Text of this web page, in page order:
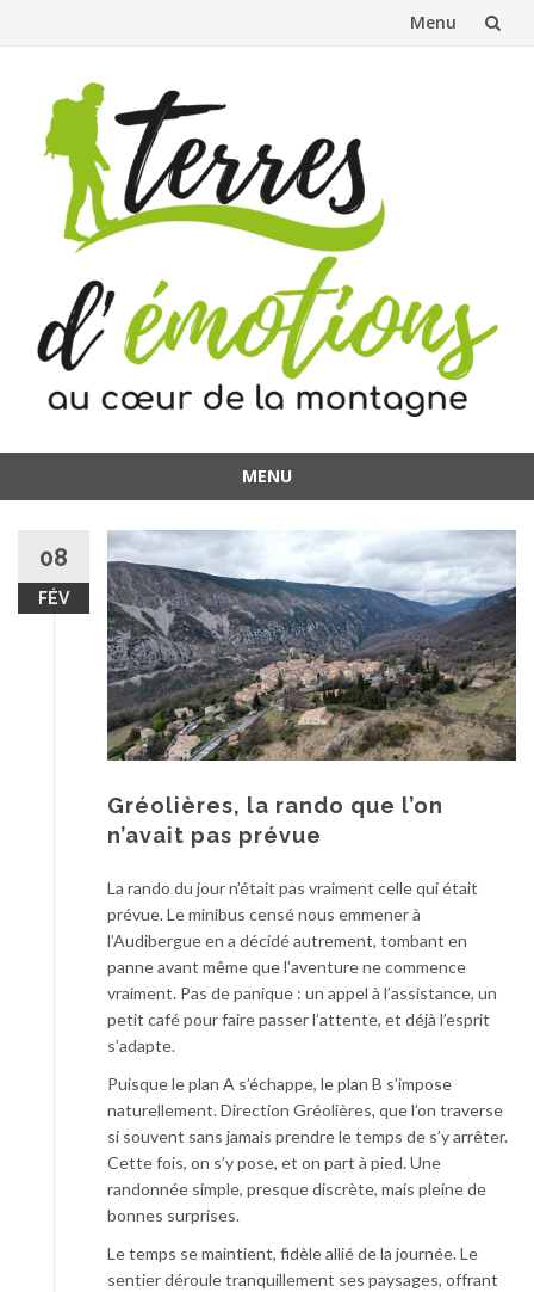
Menu
contenu
MENU
contenu
08
FÉV
Gréolières, la rando que l’on
n’avait pas prévue
La rando du jour n’était pas vraiment celle qui était
prévue. Le minibus censé nous emmener à
l’Audibergue en a décidé autrement, tombant en
panne avant même que l’aventure ne commence
vraiment. Pas de panique : un appel à l’assistance, un
petit café pour faire passer l’attente, et déjà l’esprit
s’adapte.
Puisque le plan A s’échappe, le plan B s’impose
naturellement. Direction Gréolières, que l’on traverse
si souvent sans jamais prendre le temps de s’y arrêter.
Cette fois, on s’y pose, et on part à pied. Une
randonnée simple, presque discrète, mais pleine de
bonnes surprises.
Le temps se maintient, fidèle allié de la journée. Le
sentier déroule tranquillement ses paysages, offrant